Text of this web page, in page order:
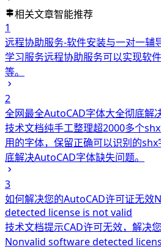
相关文章智能推荐
1
远程协助服务-软件安装与一对一辅
学习服务远程协助服务可以实现软
等。
2
全网最全AutoCAD字体大全彻底解
技术文档纯手工整理超2000多个
用的字体，保留正确可以识别的
底解决AutoCAD字体缺失问题。
3
如何解决您的AutoCAD许可证无
detected license is not valid
技术文档提示CAD许可无效，解决
Nonvalid software detected